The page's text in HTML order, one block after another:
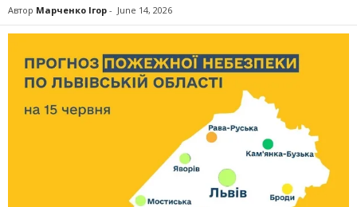
Автор Марченко Ігор - June 14, 2026